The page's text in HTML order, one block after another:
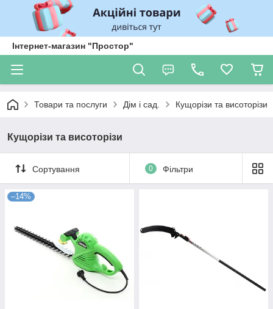
Інтернет-магазин "Простор"
Товари та послуги Дім і сад. Кущорізи та висоторізи
Кущорізи та висоторізи
Сортування 0 Фільтри
–14%